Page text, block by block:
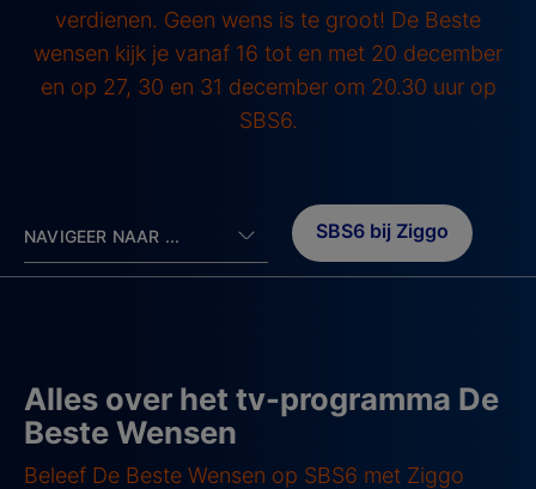
verdienen. Geen wens is te groot! De Beste
wensen kijk je vanaf 16 tot en met 20 december
en op 27, 30 en 31 december om 20.30 uur op
SBS6.
NAVIGEER NAAR ... SBS6 bij Ziggo
Alles over het tv-programma De
Beste Wensen
Beleef De Beste Wensen op SBS6 met Ziggo